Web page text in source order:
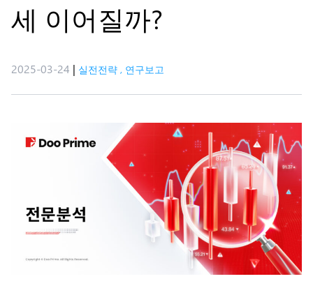
세 이어질까?
2025-03-24 | 실전전략 , 연구보고